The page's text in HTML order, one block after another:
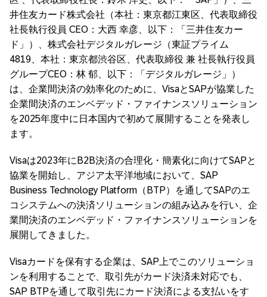
井住友カード株式会社（本社：東京都江東区、代表取締役
社長執行役員 CEO：大西 幸彦、以下：「三井住友カー
ド」）、株式会社デジタルガレージ（東証プライム
4819、本社：東京都渋谷区、代表取締役 兼 社長執行役員
グループCEO：林 郁、以下：「デジタルガレージ」）
は、企業間決済の効率化のために、VisaとSAPが協業した
企業間決済のエンベデッド・ファイナンスソリューション
を2025年度中に日本国内で初めて展開することを発表し
ます。
Visaは2023年にB2B決済の合理化・簡素化に向けてSAPと
協業を開始し、アジア太平洋地域において、SAP
Business Technology Platform（BTP）を通してSAPのエ
コシステムへの決済ソリューションの組み込みを行い、企
業間決済のエンベデッド・ファイナンスソリューションを
展開してきました。
Visaカードを保有する企業は、SAP上でこのソリューショ
ンを利用することで、取引先がカード決済未対応でも、
SAP BTPを通して取引先にカード決済による支払いをす